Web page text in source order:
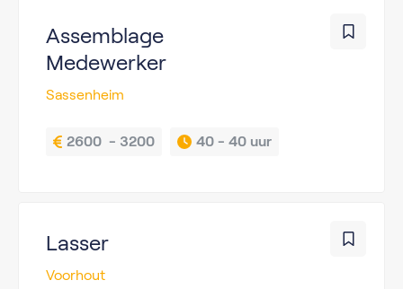
Assemblage
Medewerker
Sassenheim
2600  - 3200 40 - 40 uur
Lasser
Voorhout